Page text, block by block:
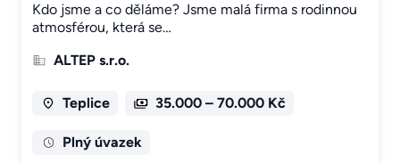
Kdo jsme a co děláme? Jsme malá firma s rodinnou
atmosférou, která se…
ALTEP s.r.o.
Teplice 35.000 – 70.000 Kč
Plný úvazek